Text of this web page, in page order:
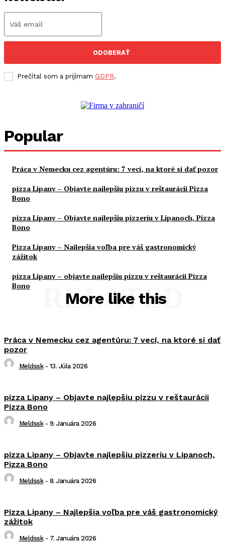
ODOBERAŤ
Prečítal som a prijímam GDPR.
Popular
Práca v Nemecku cez agentúru: 7 vecí, na ktoré si dať pozor
pizza Lipany – Objavte najlepšiu pizzu v reštaurácii Pizza
Bono
pizza Lipany – Objavte najlepšiu pizzeriu v Lipanoch, Pizza
Bono
Pizza Lipany – Najlepšia voľba pre váš gastronomický
zážitok
pizza Lipany – objavte najlepšiu pizzu v reštaurácii Pizza
Bono
More like this
RELATED
Práca v Nemecku cez agentúru: 7 vecí, na ktoré si dať
pozor
Meldssk - 13. Júla 2026
pizza Lipany – Objavte najlepšiu pizzu v reštaurácii
Pizza Bono
Meldssk - 9. Januára 2026
pizza Lipany – Objavte najlepšiu pizzeriu v Lipanoch,
Pizza Bono
Meldssk - 8. Januára 2026
Pizza Lipany – Najlepšia voľba pre váš gastronomický
zážitok
Meldssk - 7. Januára 2026